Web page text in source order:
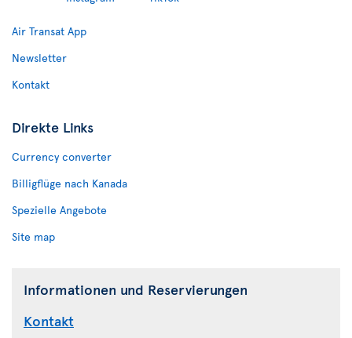
Air Transat App
Newsletter
Kontakt
Direkte Links
Currency converter
Billigflüge nach Kanada
Spezielle Angebote
Site map
Informationen und Reservierungen
Kontakt